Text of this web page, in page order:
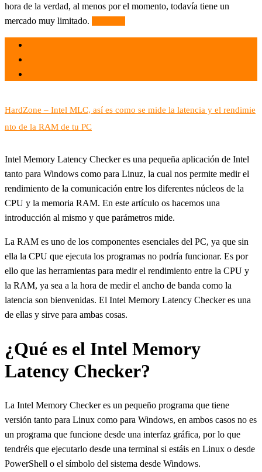
hora de la verdad, al menos por el momento, todavía tiene un
mercado muy limitado.
HardZone – Intel MLC, así es como se mide la latencia y el rendimie
nto de la RAM de tu PC
Intel Memory Latency Checker es una pequeña aplicación de Intel
tanto para Windows como para Linuz, la cual nos permite medir el
rendimiento de la comunicación entre los diferentes núcleos de la
CPU y la memoria RAM. En este artículo os hacemos una
introducción al mismo y que parámetros mide.
La RAM es uno de los componentes esenciales del PC, ya que sin
ella la CPU que ejecuta los programas no podría funcionar. Es por
ello que las herramientas para medir el rendimiento entre la CPU y
la RAM, ya sea a la hora de medir el ancho de banda como la
latencia son bienvenidas. El Intel Memory Latency Checker es una
de ellas y sirve para ambas cosas.
¿Qué es el Intel Memory
Latency Checker?
La Intel Memory Checker es un pequeño programa que tiene
versión tanto para Linux como para Windows, en ambos casos no es
un programa que funcione desde una interfaz gráfica, por lo que
tendréis que ejecutarlo desde una terminal si estáis en Linux o desde
PowerShell o el símbolo del sistema desde Windows.